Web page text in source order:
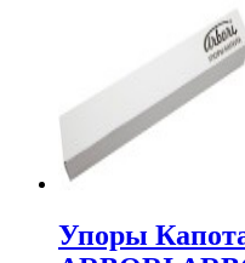
Упоры